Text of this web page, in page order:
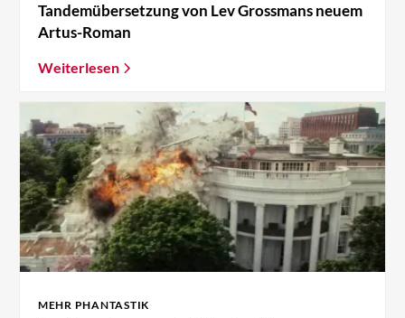
Tandemübersetzung von Lev Grossmans neuem
Artus-Roman
Weiterlesen
MEHR PHANTASTIK